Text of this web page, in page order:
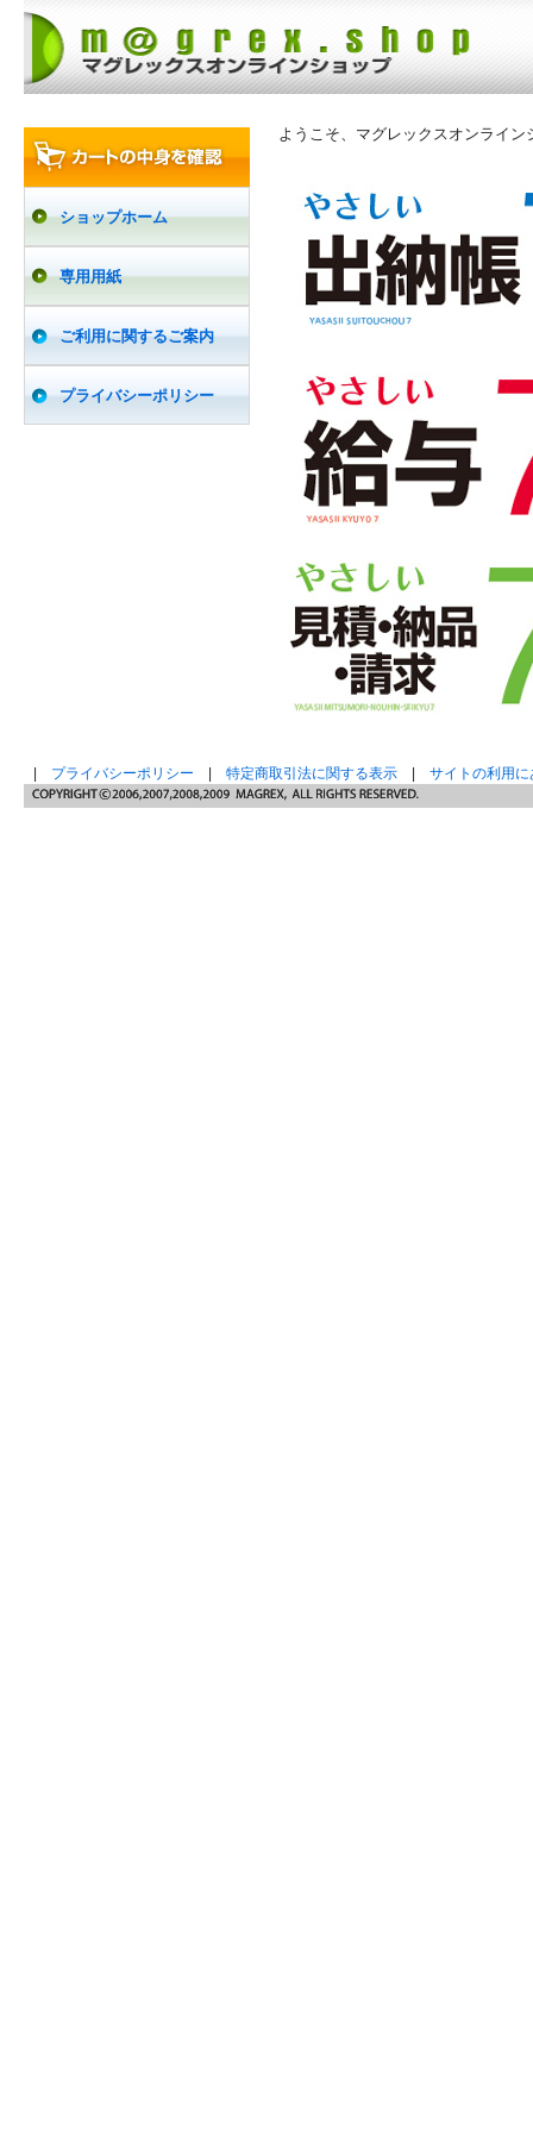
ショップホーム
専用用紙
ご利用に関するご案内
プライバシーポリシー
ようこそ、マグレックスオンライン
プライバシーポリシー 特定商取引法に関する表示 サイトの利用に